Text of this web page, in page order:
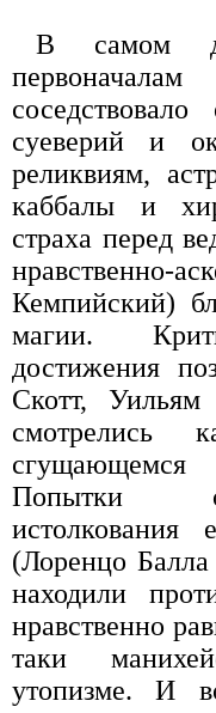
В самом
суеверий и
реликвиям,
каббалы и
страха перед
нравственно-
Кемпийский)
магии.
достижения
Скотт,
Попытки
истолкования
(Лоренцо
находили
нравственно
таки
утопизме. И